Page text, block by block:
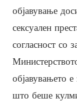
објавување
сексуален
согласност со
објавувањето
што беше